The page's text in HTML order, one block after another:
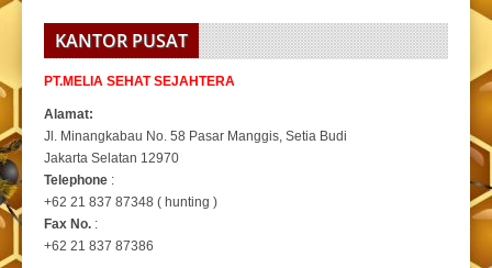
KANTOR PUSAT
PT.MELIA SEHAT SEJAHTERA
Alamat:
Jl. Minangkabau No. 58 Pasar Manggis, Setia Budi
Jakarta Selatan 12970
Telephone :
+62 21 837 87348 ( hunting )
Fax No. :
+62 21 837 87386